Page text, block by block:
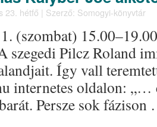
23. hétfő | Szerző: Somogyi-könyvtár
(szombat)
szegedi Pilcz Roland
Így vall
internetes oldalon: „…
Persze sok